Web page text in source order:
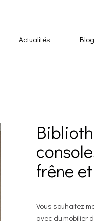
Actualités Blog
frêne
Vous souhaitez
avec du mobilier